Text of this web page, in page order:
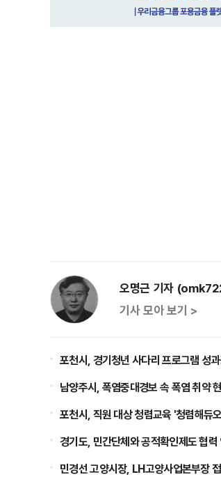
오명근 기자
기사 모아 보기 >
포천시, 경기청년 사다리 프로그램 성
남양주시, 폭염중대경보 속 폭염 취약
포천시, 직원 대상 청렴교육 '청렴해듀
경기도, 민간단체와 공적확인제도 협
민경선 고양시장, LH고양사업본부장